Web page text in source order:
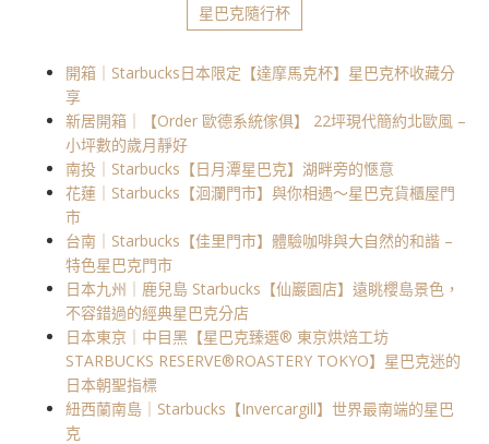
星巴克隨行杯
開箱｜Starbucks日本限定【達摩馬克杯】星巴克杯收藏分
享
新居開箱｜【Order 歐德系統傢俱】 22坪現代簡約北歐風 –
小坪數的歲月靜好
南投｜Starbucks【日月潭星巴克】湖畔旁的愜意
花蓮｜Starbucks【洄瀾門市】與你相遇～星巴克貨櫃屋門
市
台南｜Starbucks【佳里門市】體驗咖啡與大自然的和諧 –
特色星巴克門市
日本九州｜鹿兒島 Starbucks【仙巖園店】遠眺櫻島景色，
不容錯過的經典星巴克分店
日本東京｜中目黑【星巴克臻選® 東京烘焙工坊
STARBUCKS RESERVE®ROASTERY TOKYO】星巴克迷的
日本朝聖指標
紐西蘭南島｜Starbucks【Invercargill】世界最南端的星巴
克